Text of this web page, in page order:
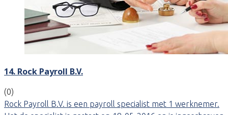
14. Rock Payroll B.V.
(0)
Rock Payroll B.V. is een payroll specialist met 1 werknemer.